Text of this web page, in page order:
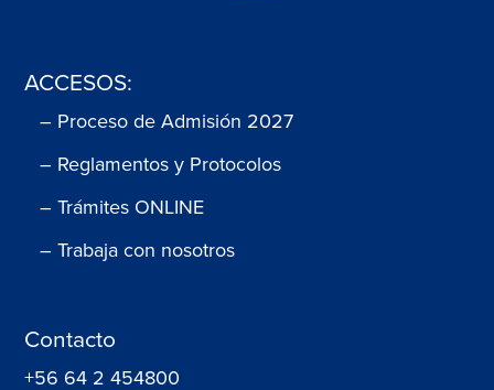
ACCESOS:
– Proceso de Admisión 2027
– Reglamentos y Protocolos
– Trámites ONLINE
– Trabaja con nosotros
Contacto
+56 64 2 454800